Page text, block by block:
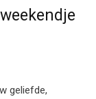
geliefde,